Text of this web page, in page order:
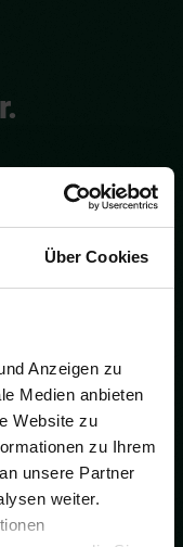
Über Cookies
Anzeigen zu
Medien anbieten
Website zu
zu Ihrem
unsere Partner
weiter.
Sie
zu
News